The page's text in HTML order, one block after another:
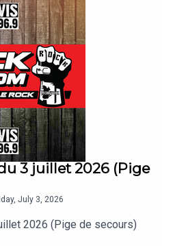
3 juillet 2026 (Pige
July 3, 2026
IROCK24/7 du 3 juillet 2026 (Pige de secours)